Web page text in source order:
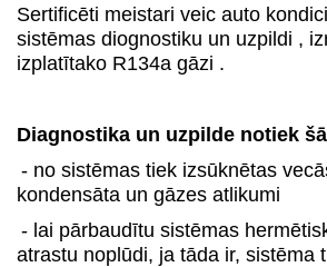
Sertificēti meistari veic auto
sistēmas diognostiku un uzpildi ,
izplatītako R134a gāzi .
Diagnostika un uzpilde notiek
- no sistēmas tiek izsūknētas
kondensāta un gāzes atlikumi
- lai pārbaudītu sistēmas
atrastu noplūdi, ja tāda ir, sistēma